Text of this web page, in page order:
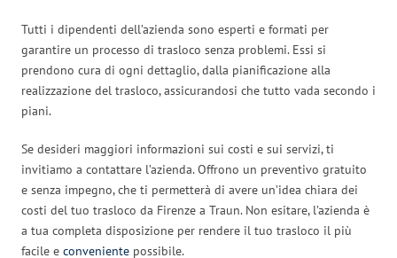
Tutti i dipendenti dell’azienda sono esperti e formati per
garantire un processo di trasloco senza problemi. Essi si
prendono cura di ogni dettaglio, dalla pianificazione alla
realizzazione del trasloco, assicurandosi che tutto vada secondo i
piani.
Se desideri maggiori informazioni sui costi e sui servizi, ti
invitiamo a contattare l’azienda. Offrono un preventivo gratuito
e senza impegno, che ti permetterà di avere un’idea chiara dei
costi del tuo trasloco da Firenze a Traun. Non esitare, l’azienda è
a tua completa disposizione per rendere il tuo trasloco il più
facile e conveniente possibile.